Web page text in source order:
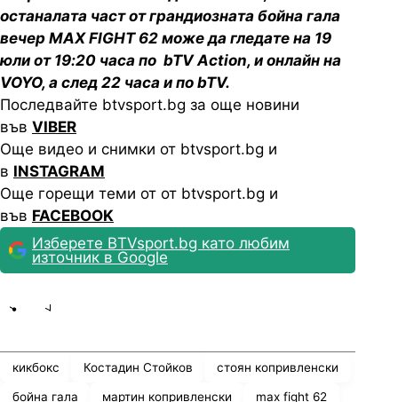
останалата част от грандиозната бойна гала
вечер MAX FIGHT 62 може да гледате на 19
юли от 19:20 часа по bTV Action, и онлайн на
VOYO, а след 22 часа и по bTV.
Последвайте btvsport.bg за още новини
във VIBER
Още видео и снимки от btvsport.bg и
в INSTAGRAM
Още горещи теми от от btvsport.bg и
във FACEBOOK
Изберете BTVsport.bg като любим
източник в Google
кикбокс Костадин Стойков стоян копривленски
бойна гала мартин копривленски max fight 62